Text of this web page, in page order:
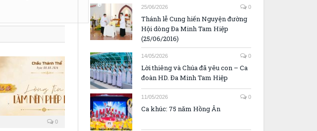
0
25/06/2026 0
Thánh lễ Cung hiến Nguyện đường
Hội dòng Đa Minh Tam Hiệp
(25/06/2016)
14/05/2026 0
Lời thiêng và Chúa đã yêu con – Ca
đoàn HD. Đa Minh Tam Hiệp
11/05/2026 0
Ca khúc: 75 năm Hồng Ân